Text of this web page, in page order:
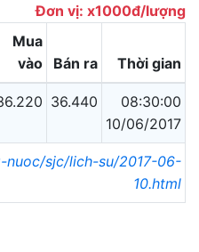
Đơn vị: x1000đ/lượng
Mua
vào
Bán ra Thời gian
36.440
08:30:00
10/06/2017
sjc/lich-su/2017-06-
10.html